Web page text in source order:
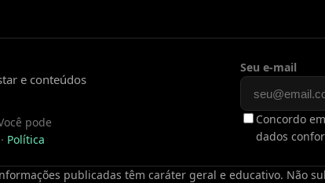
e conteúdos
pode
· Política
Seu e-mail
Concordo
dados
publicadas têm caráter geral e educativo. Não